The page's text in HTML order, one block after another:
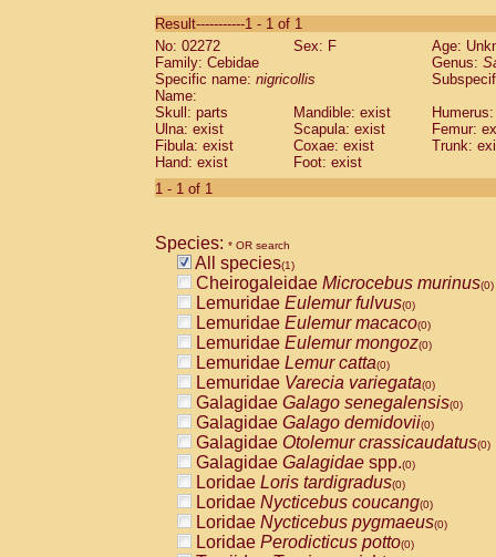
CebidaeSaguinus labiatus(0)
Cebidae Saguinus leucopus (0)
Cebidae
CebidaeSaguinus mystax
Cebidae Saguinus nigricollis (1)
Cebidae Saguinus oedipus
Cebidae Saguinus weddelli
Cebidae Saguinusspp.
Cebidae
CebidaeCebus capucinus
CebidaeCebus nigrivittatus
CebidaeCebus spp.(0)
CebidaeSaimiri boliviensis(0)
CebidaeSaimiri sciureus(0)
AtelidaeAlouatta caraya(0)
AtelidaeAlouatta fusca(0)
AtelidaeAlouatta seniculus(0)
AtelidaeAlouattaspp.(0)
AtelidaeAteles belzebuth(0)
AtelidaeAteles geoffroyi(0)
AtelidaeAteles paniscus(0)
AtelidaeAtelesspp.(0)
AtelidaeLagothrix lagothricha(0)
AtelidaeLagothrix lagothricha cana
PitheciidaeCacajao calvus
Result-----------1 - 1 of 1
No: 02272
Sex: F
Age:
Family: Cebidae
Genus:
Specific name: nigricollis
Name:
Skull: parts
Mandible: exist
Ulna: exist
Scapula: exist
Femur:
Fibula: exist
Coxae: exist
Trunk:
Hand: exist
Foot: exist
1 - 1 of 1
Species: * OR search
All species(1)
Cheirogaleidae Microcebus murinus(0)
Lemuridae Eulemur fulvus(0)
Lemuridae Eulemur macaco(0)
Lemuridae Eulemur mongoz(0)
Lemuridae Lemur catta(0)
Lemuridae Varecia variegata(0)
Galagidae Galago senegalensis(0)
Galagidae Galago demidovii(0)
Galagidae Otolemur crassicaudatus(0)
Galagidae Galagidae spp.(0)
Loridae Loris tardigradus(0)
Loridae Nycticebus coucang(0)
Loridae Nycticebus pygmaeus(0)
Loridae Perodicticus potto(0)